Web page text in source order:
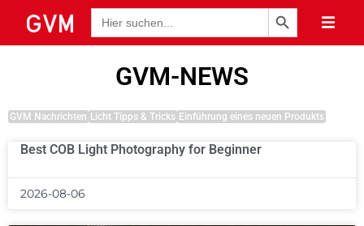
Suche
nach:
Schaltfläche "Suchen
GVM-NEWS
GVM Nachrichten Licht Tipps & Tricks Einführung eines neuen Produkts
Best COB Light Photography for Beginner
2026-08-06